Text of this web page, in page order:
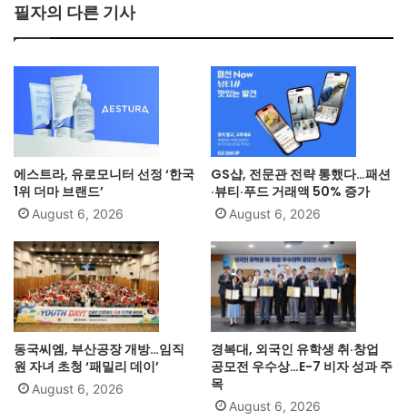
필자의 다른 기사
에스트라, 유로모니터 선정 ‘한국
1위 더마 브랜드’
August 6, 2026
GS샵, 전문관 전략 통했다…패션
·뷰티·푸드 거래액 50% 증가
August 6, 2026
동국씨엠, 부산공장 개방…임직
원 자녀 초청 ‘패밀리 데이’
August 6, 2026
경복대, 외국인 유학생 취·창업
공모전 우수상…E-7 비자 성과 주
목
August 6, 2026